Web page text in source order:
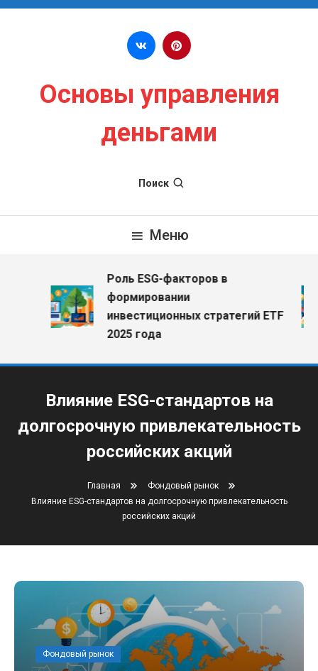
Перейти к содержимому
Основы управления
деньгами
Поиск
Меню
Роль ESG-факторов в
формировании
инвестиционных стратегий ETF
2025 года
Влияние ESG-стандартов на
долгосрочную привлекательность
российских акций
Главная
Фондовый рынок
Влияние ESG-стандартов на долгосрочную привлекательность
российских акций
Фондовый рынок